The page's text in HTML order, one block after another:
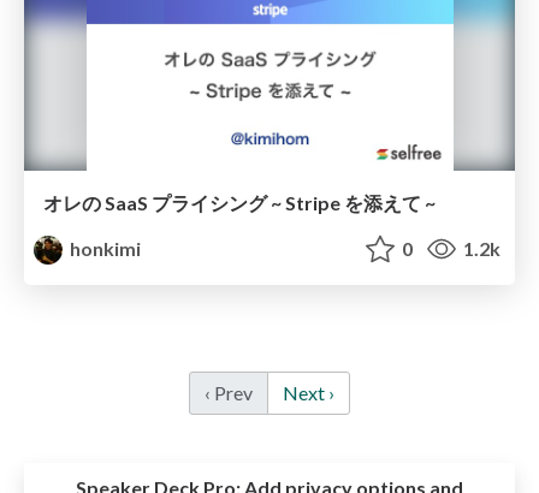
オレの SaaS プライシング ~ Stripe を添えて ~
honkimi
0 1.2k
‹ Prev Next ›
Speaker Deck Pro:Add privacy options and